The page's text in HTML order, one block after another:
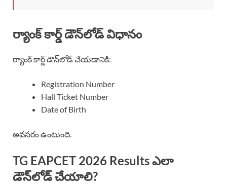
ర్యాంక్ కార్డ్ డౌన్‌లోడ్ విధానం
ర్యాంక్ కార్డ్ డౌన్‌లోడ్ చేయడానికి:
Registration Number
Hall Ticket Number
Date of Birth
అవసరం ఉంటుంది.
TG EAPCET 2026 Results ఎలా
డౌన్‌లోడ్ చేయాలి?